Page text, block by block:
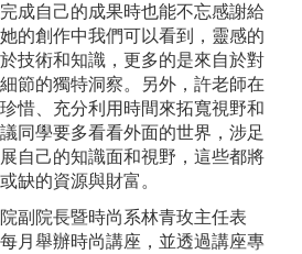
成自己的成果時也能不忘感謝給
的創作中我們可以看到，靈感的
技術和知識，更多的是來自於對
節的獨特洞察。另外，許老師在
惜、充分利用時間來拓寬視野和
同學要多看看外面的世界，涉足
自己的知識面和視野，這些都將
缺的資源與財富。
副院長暨時尚系林青玫主任表
月舉辦時尚講座，並透過講座專